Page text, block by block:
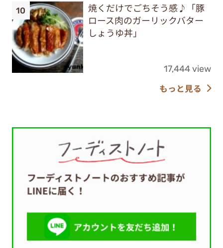
焼くだけでごちそう感♪「豚
ロース肉のガーリックバター
しょうゆ丼」
17,444 view
もっと見る